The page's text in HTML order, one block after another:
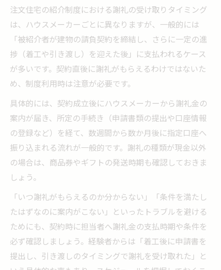
注文住宅の紹介制度における謝礼の受け取りタイミング
は、ハウスメーカーごとに異なりますが、一般的には
「被紹介者が建物の請負契約を締結し、さらに一定の進
捗（着工や引き渡し）を迎えた後」に支払われるケース
が多いです。契約直後に謝礼がもらえるわけではないた
め、制度利用時は注意が必要です。
具体的には、契約成立後にハウスメーカーから謝礼金の
案内が届き、所定の手続き（申請書類の提出や口座情報
の登録など）を経て、数週間から数か月後に指定口座へ
振り込まれる流れが一般的です。謝礼の種類が現金以外
の場合は、商品券やギフトの発送時期も確認しておきま
しょう。
「いつ謝礼がもらえるのか分からない」「条件を満たし
たはずなのに案内がこない」といったトラブルを避ける
ためにも、契約時に担当者へ謝礼金の支払時期や条件を
必ず確認しましょう。経験者からは「着工後に申請書を
提出し、引き渡しのタイミングで謝礼を受け取れた」と